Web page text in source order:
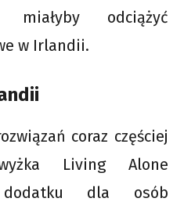
miałyby odciążyć
w Irlandii.
coraz częściej
Living Alone
dla osób